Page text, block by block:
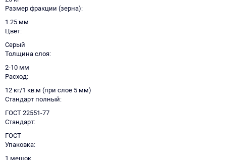
Размер фракции (зерна)
1.25 мм
Цвет
Серый
Толщина слоя
2-10 мм
Расход
12 кг/1 кв.м (при слое 5 мм)
Стандарт полный
ГОСТ 22551-77
Стандарт
ГОСТ
Упаковка
1 мешок